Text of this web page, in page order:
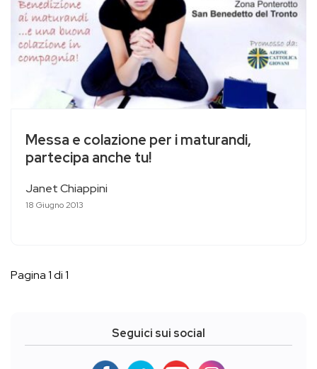
Messa e colazione per i maturandi,
partecipa anche tu!
Janet Chiappini
18 Giugno 2013
Pagina 1 di 1
Seguici sui social